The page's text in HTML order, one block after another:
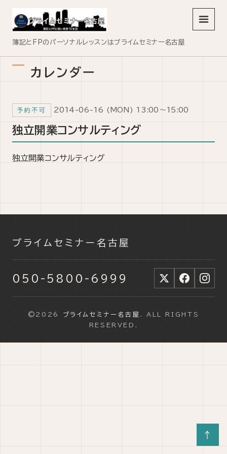
↑
簿記とFPのパーソナルレッスンはプライムセミナー名古屋
メニュ
カレンダー
予約不可 2014-06-16 (MON) 13:00～15:00
独立開業コンサルティング
独立開業コンサルティング
プライムセミナー名古屋
050-5800-6999
©2026 プライムセミナー名古屋
. ALL RIGHTS
RESERVED.